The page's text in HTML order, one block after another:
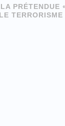
PRÉTENDUE
TERRORISME